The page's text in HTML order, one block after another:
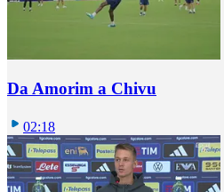
Da Amorim a Chivu
02:18